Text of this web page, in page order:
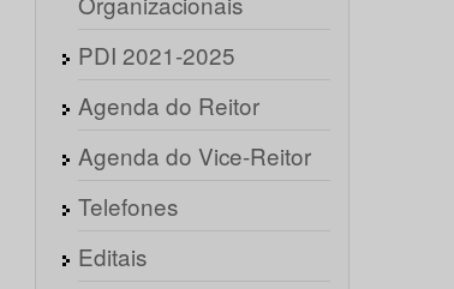
PDI 2021-2025
Agenda do Reitor
Agenda do Vice-Reitor
Telefones
Editais